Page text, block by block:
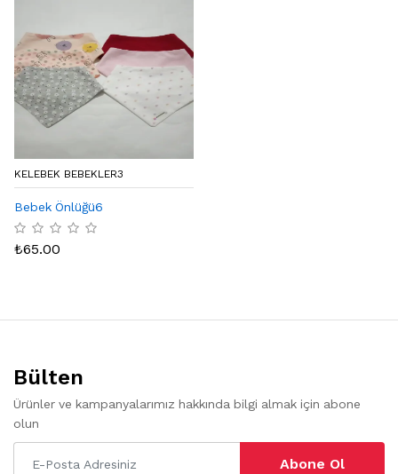
KELEBEK BEBEKLER3
Bebek Önlüğü6
₺65.00
Bülten
Ürünler ve kampanyalarımız hakkında bilgi almak için abone
olun
Abone Ol